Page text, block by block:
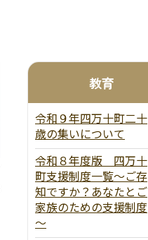
教育
令和９年四万十町二十
歳の集いについて
令和８年度版 四万十
町支援制度一覧～ご存
知ですか？あなたとご
家族のための支援制度
～